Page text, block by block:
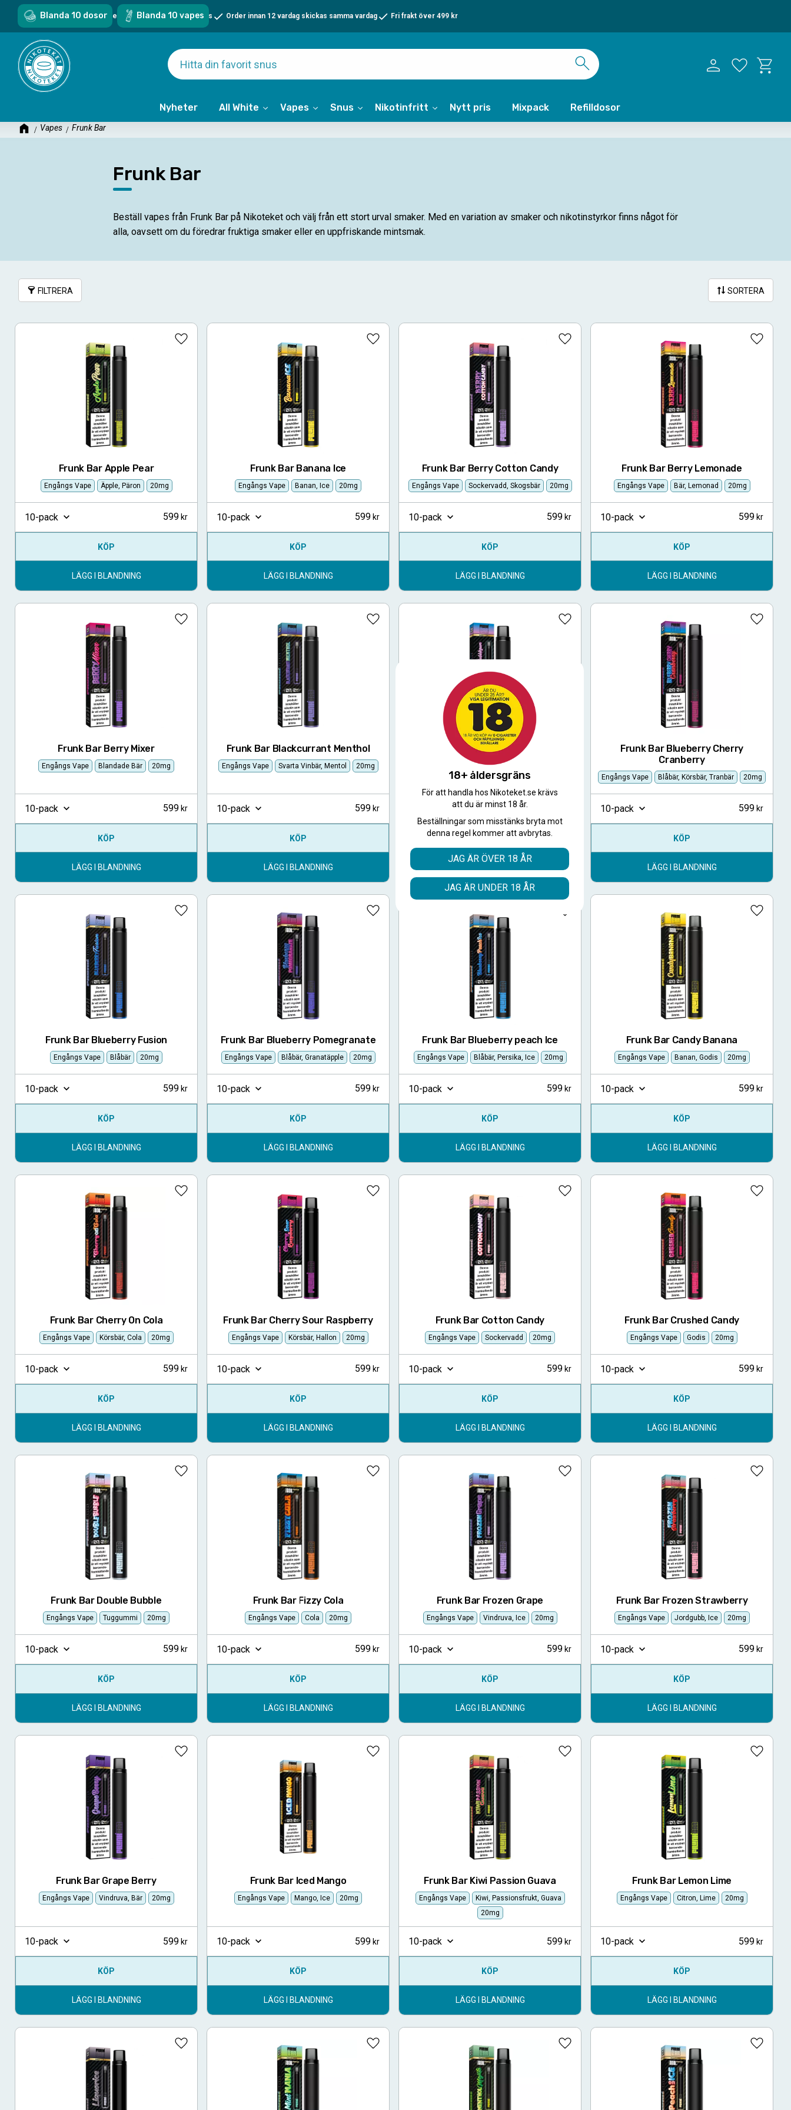
Nyheter All White Vapes Snus Nikotinfritt Nytt pris Mixpack Refilldosor
Favoriter
Blanda 10 dosor Blanda 10 vapes
Sveriges största sortiment - över 1000 snus & vapes Order innan 12 vardag skickas samma vardag Fri frakt över 499 kr
Vapes Frunk Bar
Frunk Bar
Beställ vapes från Frunk Bar på Nikoteket och välj från ett stort urval smaker. Med en variation av smaker och nikotinstyrkor finns något för
alla, oavsett om du föredrar fruktiga smaker eller en uppfriskande mintsmak.
FILTRERA SORTERA
Frunk Bar Apple Pear
Engångs Vape Äpple, Päron 20mg
Lägg till i favoriter
10-pack 599
KÖP
LÄGG I BLANDNING
Frunk Bar Banana Ice
Engångs Vape Banan, Ice 20mg
Lägg till i favoriter
10-pack 599
KÖP
LÄGG I BLANDNING
Frunk Bar Berry Cotton Candy
Engångs Vape Sockervadd, Skogsbär 20mg
Lägg till i favoriter
10-pack 599
KÖP
LÄGG I BLANDNING
Frunk Bar Berry Lemonade
Engångs Vape Bär, Lemonad 20mg
Lägg
10-pack 599
KÖP
LÄGG I BLANDNING
Frunk Bar Berry Mixer
Engångs Vape Blandade Bär 20mg
Lägg till i favoriter
10-pack 599
KÖP
LÄGG I BLANDNING
Frunk Bar Blackcurrant Menthol
Engångs Vape Svarta Vinbär, Mentol 20mg
Lägg till i favoriter
10-pack 599
KÖP
LÄGG I BLANDNING
Frunk Bar Blueberry Bubblegum
Blåbär, Tuggummi
Lägg till i favoriter
KÖP
Frunk Bar Blueberry Cherry
Cranberry
Engångs Vape Blåbär, Körsbär, Tranbär 20mg
Lägg
10-pack 599
KÖP
LÄGG I BLANDNING
Frunk Bar Blueberry Fusion
Engångs Vape Blåbär 20mg
Lägg till i favoriter
10-pack 599
KÖP
LÄGG I BLANDNING
Frunk Bar Blueberry Pomegranate
Engångs Vape Blåbär, Granatäpple 20mg
Lägg till i favoriter
10-pack 599
KÖP
LÄGG I BLANDNING
Frunk Bar Blueberry peach Ice
Engångs Vape Blåbär, Persika, Ice 20mg
Lägg till i favoriter
10-pack 599
KÖP
LÄGG I BLANDNING
Frunk Bar Candy Banana
Engångs Vape Banan, Godis 20mg
Lägg
10-pack 599
KÖP
LÄGG I BLANDNING
Frunk Bar Cherry On Cola
Engångs Vape Körsbär, Cola 20mg
Lägg till i favoriter
10-pack 599
KÖP
LÄGG I BLANDNING
Frunk Bar Cherry Sour Raspberry
Engångs Vape Körsbär, Hallon 20mg
Lägg till i favoriter
10-pack 599
KÖP
LÄGG I BLANDNING
Frunk Bar Cotton Candy
Engångs Vape Sockervadd 20mg
Lägg till i favoriter
10-pack 599
KÖP
LÄGG I BLANDNING
Frunk Bar Crushed Candy
Engångs Vape Godis 20mg
Lägg
10-pack 599
KÖP
LÄGG I BLANDNING
Frunk Bar Double Bubble
Engångs Vape Tuggummi 20mg
Lägg till i favoriter
10-pack 599
KÖP
LÄGG I BLANDNING
Frunk Bar Fizzy Cola
Engångs Vape Cola 20mg
Lägg till i favoriter
10-pack 599
KÖP
LÄGG I BLANDNING
Frunk Bar Frozen Grape
Engångs Vape Vindruva, Ice 20mg
Lägg till i favoriter
10-pack 599
KÖP
LÄGG I BLANDNING
Frunk Bar Frozen Strawberry
Engångs Vape Jordgubb, Ice 20mg
Lägg
10-pack 599
KÖP
LÄGG I BLANDNING
Frunk Bar Grape Berry
Engångs Vape Vindruva, Bär 20mg
Lägg till i favoriter
10-pack 599
KÖP
LÄGG I BLANDNING
Frunk Bar Iced Mango
Engångs Vape Mango, Ice 20mg
Lägg till i favoriter
10-pack 599
KÖP
LÄGG I BLANDNING
Frunk Bar Kiwi Passion Guava
Engångs Vape
Kiwi, Passionsfrukt, Guava
20mg
Lägg till i favoriter
10-pack 599
KÖP
LÄGG I BLANDNING
Frunk Bar Lemon Lime
Engångs Vape Citron, Lime 20mg
Lägg
10-pack 599
KÖP
LÄGG I BLANDNING
Lägg till i favoriter Lägg till i favoriter Lägg till i favoriter Lägg
18+ åldersgräns
För att handla hos Nikoteket.se krävs
att du är minst 18 år.
Beställningar som misstänks bryta mot
denna regel kommer att avbrytas.
JAG ÄR ÖVER 18 ÅR
JAG ÄR UNDER 18 ÅR